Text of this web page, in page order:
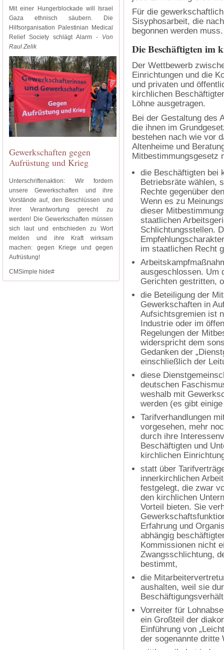
Mit einer Hungerblockade will Israel
Gaza ethnisch säubern. Die
Hilfsorganisation Palestinian Medical
Relief Society schlägt Alarm - Von
Raul Zelik
Gewerkschaften gegen
Aufrüstung und Krieg
Unterschriftenaktion: Wir fordern
unsere Gewerkschaften und ihre
Vorstände auf, den Beschlüssen und
ihrer Verantwortung gerecht zu
werden! Die Gewerkschaften müssen
sich laut und entschieden zu Wort
melden und ihre Kraft wirksam
machen: gegen Kriege und gegen
Aufrüstung!
CMSimple hide#
Für die
Sisyphosarbeit, die
begonnen werden muss.
Die Beschäftigten im
Der Wettbewerb
Einrichtungen und die
und privaten und
kirchlichen
Löhne ausgetragen.
Bei der Gestaltung des
die ihnen im
bestehen nach wie vor
Altenheime und
Mitbestimmungsgesetz
die Beschäftigten bei
Betriebsräte wählen,
Rechte gegenüber
Wenn es zu
dieser
staatlichen
Schlichtungsstellen.
im staatlichen Recht
ausgeschlossen. Um
Gerichten gestritten,
die Beteiligung der
Gewerkschaften in
Aufsichtsgremien ist
Industrie oder im
Regelungen der
widerspricht dem
Gedanken der
einschließlich der
diese
deutschen
weshalb mit
werden (es gibt
Tarifverhandlungen
vorgesehen, mehr
durch ihre
Beschäftigten und
kirchlichen
statt über
innerkirchlichen
festgelegt, die zwar
den kirchlichen
Vorteil bieten. Sie
Erfahrung und
abhängig
Kommissionen nicht
Zwangsschlichtung,
bestimmt,
die
aushalten, weil sie
Vorreiter für
ein Großteil der
Einführung von
der sogenannte dritte